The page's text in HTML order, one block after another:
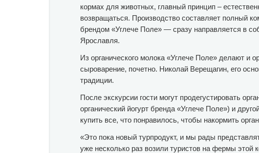
кормах для животных, главный принцип –
возвращаться. Производство составляет полный
брендом «Углече Поле» — сразу направляется в
Ярославля.
Из органического молока «Углече Поле» делают и
сыроварение, почетно. Николай Верещагин, его
традиции.
После экскурсии гости могут продегустировать
органический йогурт бренда «Углече Поле») и
купить все, что понравилось, чтобы накормить
«Это пока новый турпродукт, и мы рады
уже несколько раз возили туристов на фермы